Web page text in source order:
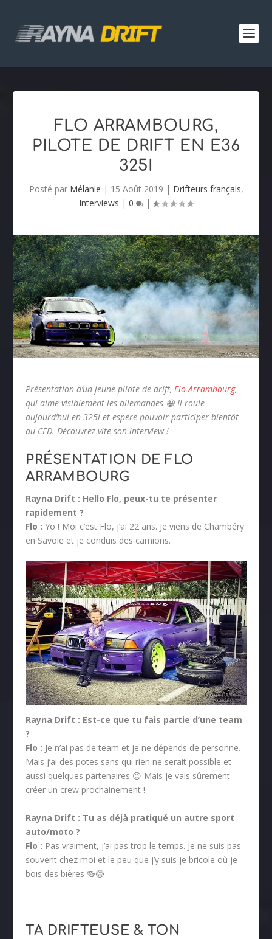
FLO ARRAMBOURG,
PILOTE DE DRIFT EN E36
325I
Posté par Mélanie | 15 Août 2019 | Drifteurs français,
Interviews | 0 |
Présentation d’un jeune pilote de drift, Flo Arrambourg,
qui aime visiblement les allemandes 😀 Il roule
aujourd’hui en 325i et espère pouvoir participer bientôt
au CFD. Découvrez vite son interview !
PRÉSENTATION DE FLO
ARRAMBOURG
Rayna Drift : Hello Flo, peux-tu te présenter
rapidement ?
Flo :Yo ! Moi c’est Flo, j’ai 22 ans. Je viens de Chambéry
en Savoie et je conduis des camions.
Rayna Drift : Est-ce que tu fais partie d’une team
?
Flo : Je n’ai pas de team et je ne dépends de personne.
Mais j’ai des potes sans qui rien ne serait possible et
aussi quelques partenaires 😉 Mais je vais sûrement
créer un crew prochainement !
Rayna Drift : Tu as déjà pratiqué un autre sport
auto/moto ?
Flo : Pas vraiment, j’ai pas trop le temps. Je ne suis pas
souvent chez moi et le peu que j’y suis je bricole où je
bois des bières 🍻😂
TA DRIFTEUSE & TON